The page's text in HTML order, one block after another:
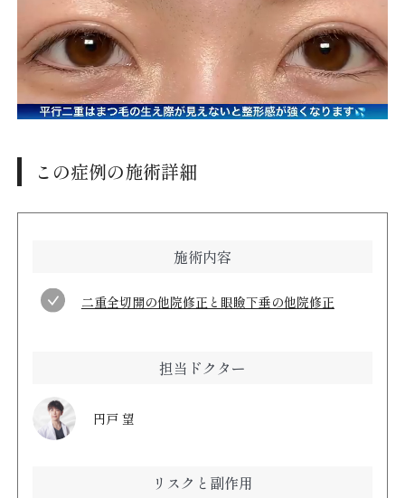
この症例の施術詳細
施術内容
二重全切開の他院修正と眼瞼下垂の他院修正
担当ドクター
円戸 望
リスクと副作用